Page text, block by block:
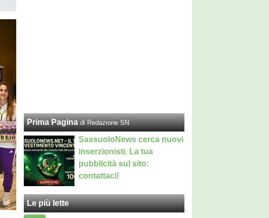
Prima Pagina di Redazione SN
SassuoloNews cerca nuovi
inserzionisti. La tua
pubblicità sul sito:
contattaci!
Le più lette